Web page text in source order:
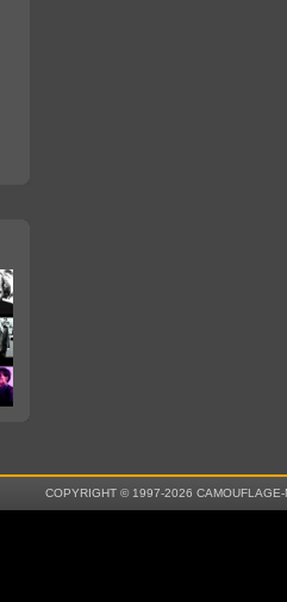
COPYRIGHT © 1997-2026 CAMOUFLAGE-